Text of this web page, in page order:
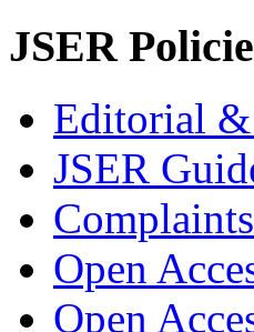
JSER
Editorial
JSER
Open
Open